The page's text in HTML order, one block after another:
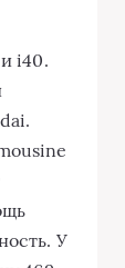
i40.
У